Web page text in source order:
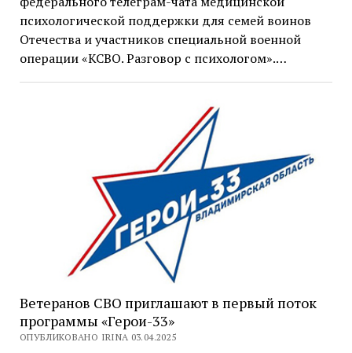
психологической поддержки для семей воинов
Отечества и участников специальной военной
операции «КСВО. Разговор с психологом».…
Ветеранов СВО приглашают в первый поток
программы «Герои-33»
ОПУБЛИКОВАНО IRINA 03.04.2025